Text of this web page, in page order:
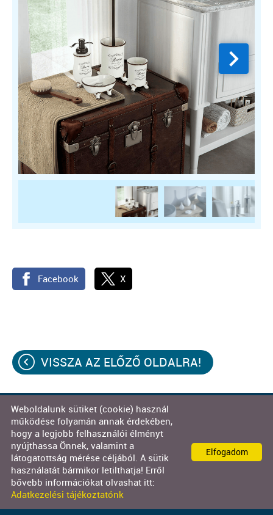
Facebook X
VISSZA AZ ELŐZŐ OLDALRA!
© 2026 - Decor-Team Kft.
Oldal információklAdatkezelési tájékoztatól
Impresszum
Elfogadom
Weboldalunk sütiket (cookie) használ
működése folyamán annak érdekében,
hogy a legjobb felhasználói élményt
nyújthassa Önnek, valamint a
látogatottság mérése céljából. A sütik
használatát bármikor letilthatja! Erről
bővebb információkat olvashat itt:
Adatkezelési tájékoztatónk